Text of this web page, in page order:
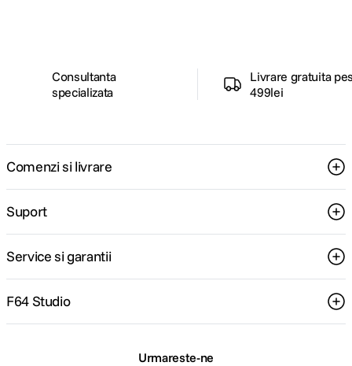
Consultanta
specializata
Livrare gratuita
499lei
Comenzi si livrare
Suport
Service si garantii
F64 Studio
Urmareste-ne